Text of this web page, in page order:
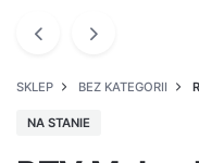
SKLEP BEZ KATEGORII
NA STANIE